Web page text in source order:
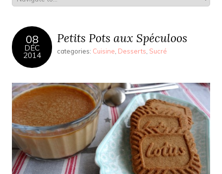
08
DÉC
2014
Petits Pots aux Spéculoos
categories: Cuisine Desserts Sucré